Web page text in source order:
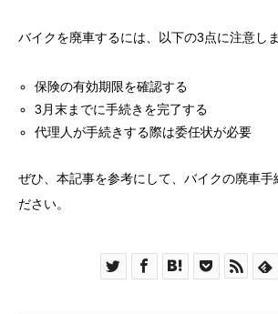
バイクを廃車するには、以下の3点に注意しま
保険の有効期限を確認する
3月末までに手続きを完了する
代理人が手続きする際は委任状が必要
ぜひ、本記事を参考にして、バイクの廃車手
ださい。